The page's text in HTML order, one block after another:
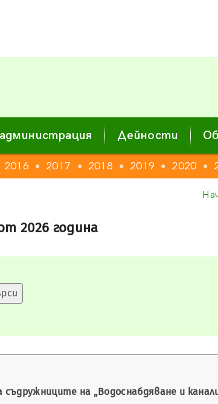
Дейности
2016 ● 2017 ● 2018 ● 2019 ● 2020 ●
2026 година
на „Водоснабдяване и